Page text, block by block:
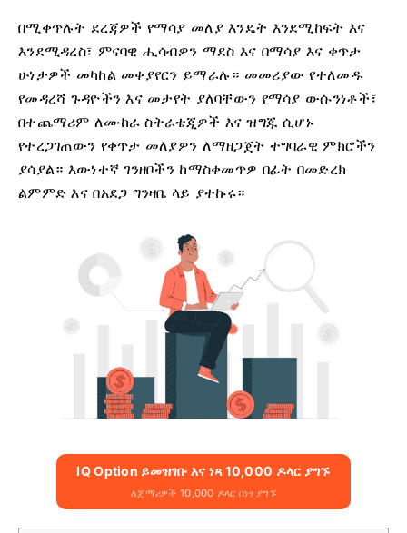
በሚቀጥሉት ደረጃዎች የማሳያ መለያ እንዴት እንደሚከፍት እና
እንደሚዳረስ፣ ምናባዊ ሒሳብዎን ማደስ እና በማሳያ እና ቀጥታ
ሁነታዎች መካከል መቀያየርን ይማራሉ። መመሪያው የተለመዱ
የመዳረሻ ጉዳዮችን እና መታየት ያለባቸውን የማሳያ ውሱንነቶች፣
በተጨማሪም ለሙከራ ስትራቴጂዎች እና ዝግጁ ሲሆኑ
የተረጋገጠውን የቀጥታ መለያዎን ለማዘጋጀት ተግባራዊ ምክሮችን
ያሳያል። እውነተኛ ገንዘቦችን ከማስቀመጥዎ በፊት በመድረክ
ልምምድ እና በአደጋ ግንዛቤ ላይ ያተኩሩ።
IQ Option ይመዝገቡ እና ነጻ 10,000 ዶላር ያግኙ
ለጀማሪዎች 10,000 ዶላር በነፃ ያግኙ